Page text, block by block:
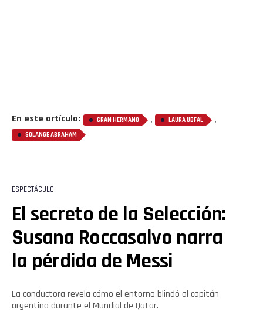
En este artículo: GRAN HERMANO , LAURA UBFAL ,
SOLANGE ABRAHAM
ESPECTÁCULO
El secreto de la Selección:
Susana Roccasalvo narra
la pérdida de Messi
La conductora revela cómo el entorno blindó al capitán
argentino durante el Mundial de Qatar.